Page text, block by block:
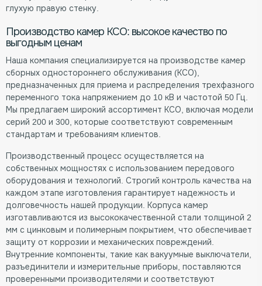
глухую правую стенку.
Производство камер КСО: высокое качество по
выгодным ценам
Наша компания специализируется на производстве камер
сборных одностороннего обслуживания (КСО),
предназначенных для приема и распределения трехфазного
переменного тока напряжением до 10 кВ и частотой 50 Гц.
Мы предлагаем широкий ассортимент КСО, включая модели
серий 200 и 300, которые соответствуют современным
стандартам и требованиям клиентов.
Производственный процесс осуществляется на
собственных мощностях с использованием передового
оборудования и технологий. Строгий контроль качества на
каждом этапе изготовления гарантирует надежность и
долговечность нашей продукции. Корпуса камер
изготавливаются из высококачественной стали толщиной 2
мм с цинковым и полимерным покрытием, что обеспечивает
защиту от коррозии и механических повреждений.
Внутренние компоненты, такие как вакуумные выключатели,
разъединители и измерительные приборы, поставляются
проверенными производителями и соответствуют